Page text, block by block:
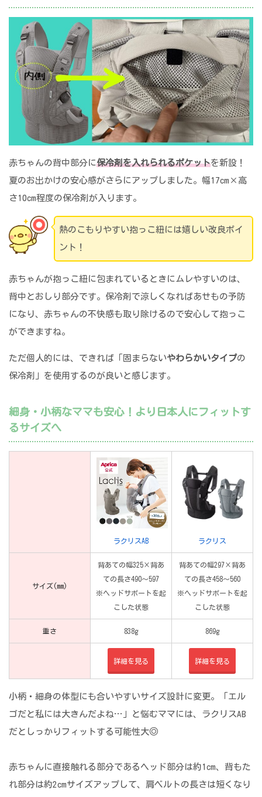
赤ちゃんの背中部分に保冷剤を入れられるポケットを新設！
夏のお出かけの安心感がさらにアップしました。幅17cm×高
さ10cm程度の保冷剤が入ります。
熱のこもりやすい抱っこ紐には嬉しい改良ポイ
ント！
赤ちゃんが抱っこ紐に包まれているときにムレやすいのは、
背中とおしり部分です。保冷剤で涼しくなればあせもの予防
になり、赤ちゃんの不快感も取り除けるので安心して抱っこ
ができますね。
ただ個人的には、できれば「固まらないやわらかいタイプの
保冷剤」を使用するのが良いと感じます。
細身・小柄なママも安心！より日本人にフィットす
るサイズへ
ラクリスAB ラクリス
サイズ(mm)
背あての幅325×背あ
ての長さ490～597
※ヘッドサポートを起
こした状態
背あての幅297×背あ
ての長さ458～560
※ヘッドサポートを起
こした状態
重さ 838g 869g
詳細を見る 詳細を見る
小柄・細身の体型にも合いやすいサイズ設計に変更。「エル
ゴだと私には大きんだよね…」と悩むママには、ラクリスAB
だとしっかりフィットする可能性大◎
赤ちゃんに直接触れる部分であるヘッド部分は約1cm、背もた
れ部分は約2cmサイズアップして、肩ベルトの長さは短くなり